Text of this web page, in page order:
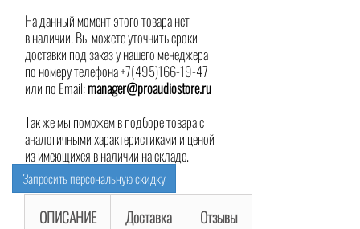
На данный момент этого товара нет
в наличии. Вы можете уточнить сроки
доставки под заказ у нашего менеджера
по номеру телефона +7(495)166-19-47
или по Email:manager@proaudiostore.ru
Так же мы поможем в подборе товара с
аналогичными характеристиками и ценой
из имеющихся в наличии на складе.
Запросить персональную скидку
ОПИСАНИЕ Доставка Отзывы